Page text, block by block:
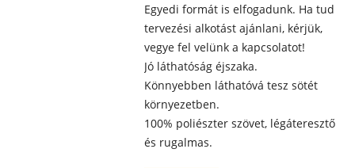
Egyedi formát is elfogadunk. Ha tud
tervezési alkotást ajánlani, kérjük,
vegye fel velünk a kapcsolatot!
Jó láthatóság éjszaka.
Könnyebben láthatóvá tesz sötét
környezetben.
100% poliészter szövet, légáteresztő
és rugalmas.